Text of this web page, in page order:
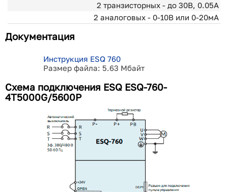
2 транзисторных - до 30В, 0.05А
2 аналоговыx - 0-10В или 0-20мА
Документация
Инструкция ESQ 760
Размер файла: 5.63 Мбайт
Схема подключения ESQ ESQ-760-
4T5000G/5600P